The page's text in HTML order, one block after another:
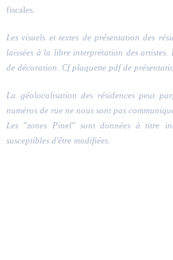
fiscales.
Les visuels et textes de présentation des
laissées à la libre interprétation des artistes.
de décoration. Cf plaquette pdf de
La géolocalisation des résidences peut
numéros de rue ne nous sont pas
Les "zones Pinel" sont données à titre
susceptibles d'être modifiées.